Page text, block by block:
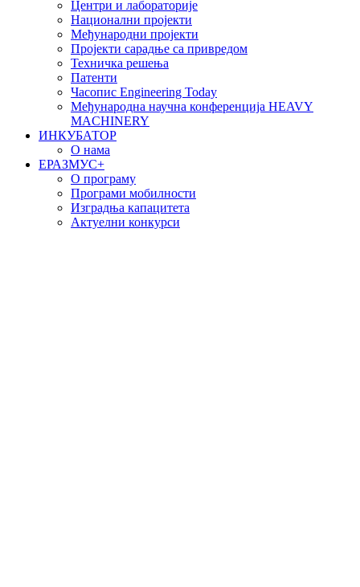
Центри и лабораторије
Национални пројекти
Међународни пројекти
Пројекти сарадње са привредом
Техничка решења
Патенти
Часопис Engineering Today
Међународна научна конференција HEAVY
MACHINERY
ИНКУБАТОР
О нама
EРАЗМУС+
О програму
Програми мобилности
Изградња капацитета
Актуелни конкурси